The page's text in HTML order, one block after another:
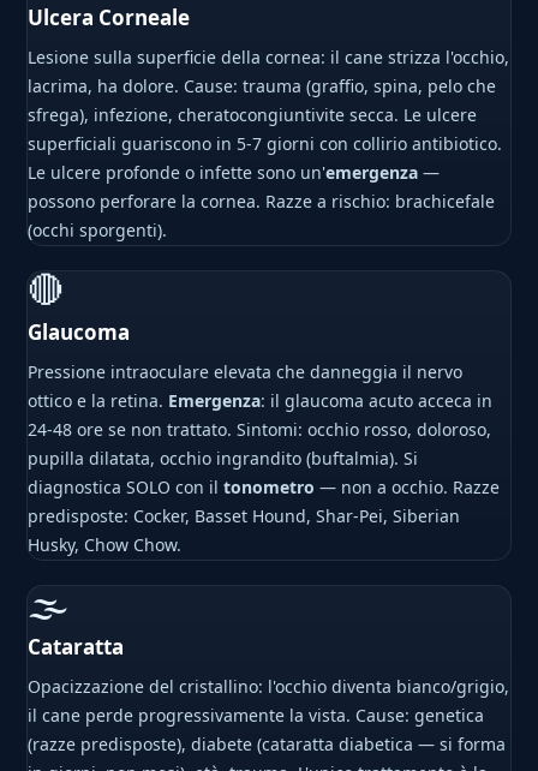
Ulcera Corneale
Lesione sulla superficie della cornea: il cane strizza l'occhio,
lacrima, ha dolore. Cause: trauma (graffio, spina, pelo che
sfrega), infezione, cheratocongiuntivite secca. Le ulcere
superficiali guariscono in 5-7 giorni con collirio antibiotico.
Le ulcere profonde o infette sono un'emergenza —
possono perforare la cornea. Razze a rischio: brachicefale
(occhi sporgenti).
🔴
Glaucoma
Pressione intraoculare elevata che danneggia il nervo
ottico e la retina. Emergenza: il glaucoma acuto acceca in
24-48 ore se non trattato. Sintomi: occhio rosso, doloroso,
pupilla dilatata, occhio ingrandito (buftalmia). Si
diagnostica SOLO con iltonometro — non a occhio. Razze
predisposte: Cocker, Basset Hound, Shar-Pei, Siberian
Husky, Chow Chow.
🌫
Cataratta
Opacizzazione del cristallino: l'occhio diventa bianco/grigio,
il cane perde progressivamente la vista. Cause: genetica
(razze predisposte), diabete (cataratta diabetica — si forma